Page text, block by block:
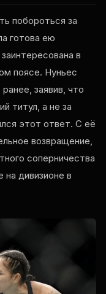
побороться за
готова ею
в
поясе. Нуньес
заявив, что
титул, а не за
этот ответ. С её
возвращение,
соперничества
на дивизионе в